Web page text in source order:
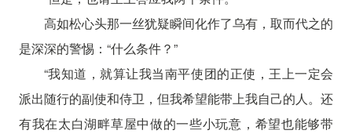
高如松心头那一丝犹疑瞬间化作了乌有，取而代之的
是深深的警惕：“什么条件？”
“我知道，就算让我当南平使团的正使，王上一定会
派出随行的副使和侍卫，但我希望能带上我自己的人。还
有我在太白湖畔草屋中做的一些小玩意，希望也能够带